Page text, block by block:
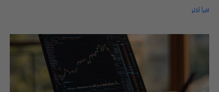
اقرأ أكثر